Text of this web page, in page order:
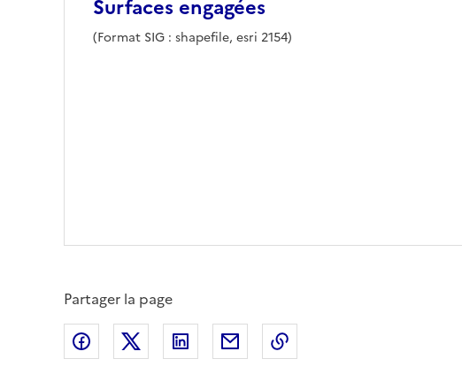
Surfaces engagées
(Format SIG : shapefile, esri 2154)
Partager la page
Partager sur Facebook
Partager sur X (anciennement Twitter)
Partager sur LinkedIn
Partager par email